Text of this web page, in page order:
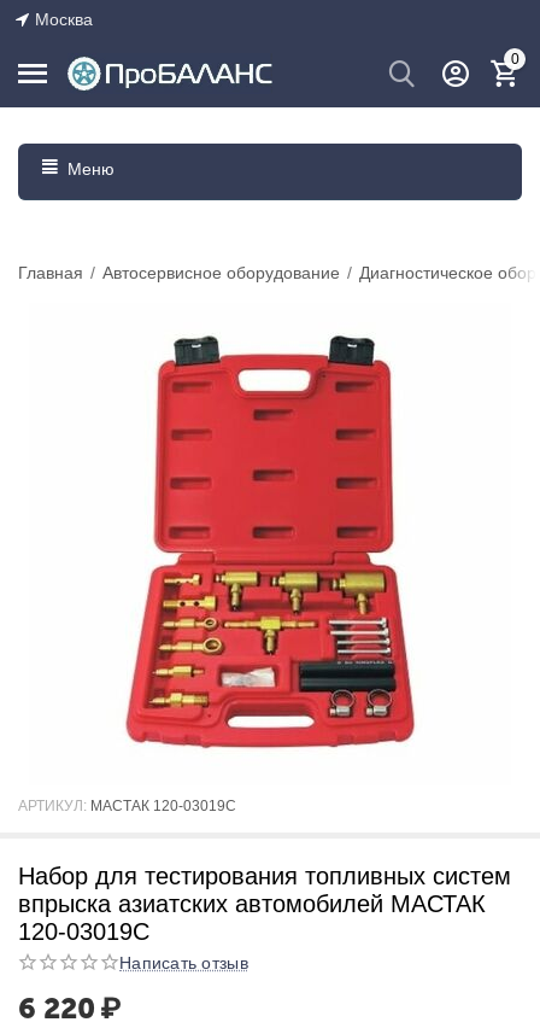
Москва
0
Меню
Главная / Автосервисное оборудование / Диагностическое
АРТИКУЛ: МАСТАК 120-03019C
Набор для тестирования топливных систем
впрыска азиатских автомобилей МАСТАК
120-03019C
Написать отзыв
6 220 ₽